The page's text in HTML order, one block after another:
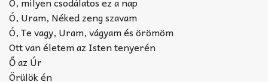
Ó, Uram, Néked zeng szavam
Ó, Te vagy, Uram, vágyam és örömöm
Ott van életem az Isten tenyerén
Ő az Úr
Örülök én